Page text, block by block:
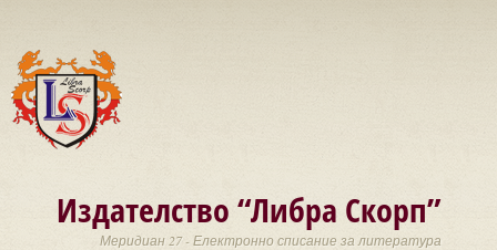
Издателство “Либра Скорп”
Меридиан 27 - Електронно списание за литература